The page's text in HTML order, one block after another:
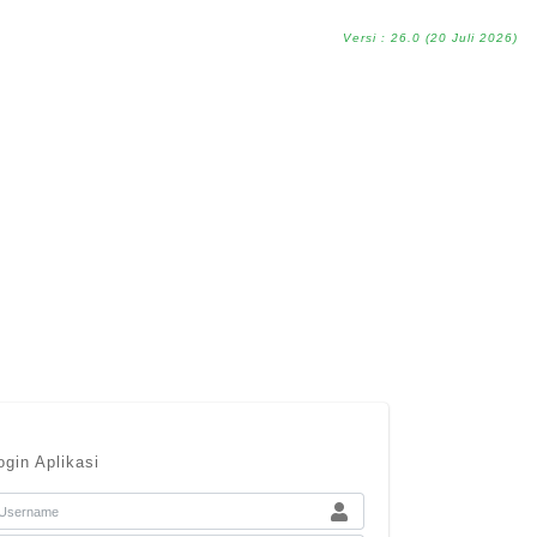
Versi : 26.0 (20 Juli 2026)
Aplikasi